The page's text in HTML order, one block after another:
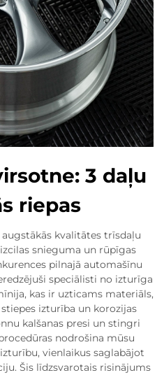
3 daļu
riepas
kvalitātes trīsdaļu
snieguma un rūpīgas
pilnajā automašīnu
speciālisti no izturīga
kas ir uzticams materiāls,
izturība un korozijas
kalšanas presi un stingri
nodrošina mūsu
vienlaikus saglabājot
Šis līdzsvarotais risinājums